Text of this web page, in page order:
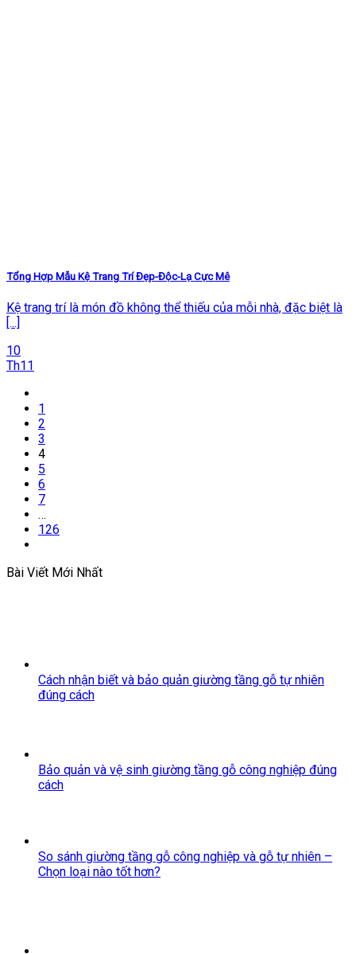
Tổng Hợp Mẫu Kệ Trang Trí Đẹp-Độc-Lạ Cực Mê
Kệ trang trí là món đồ không thể thiếu của mỗi nhà, đặc biệt là
[...]
10
Th11
1
2
3
4
5
6
7
…
126
Bài Viết Mới Nhất
Cách nhận biết và bảo quản giường tầng gỗ tự nhiên
đúng cách
Bảo quản và vệ sinh giường tầng gỗ công nghiệp đúng
cách
So sánh giường tầng gỗ công nghiệp và gỗ tự nhiên –
Chọn loại nào tốt hơn?